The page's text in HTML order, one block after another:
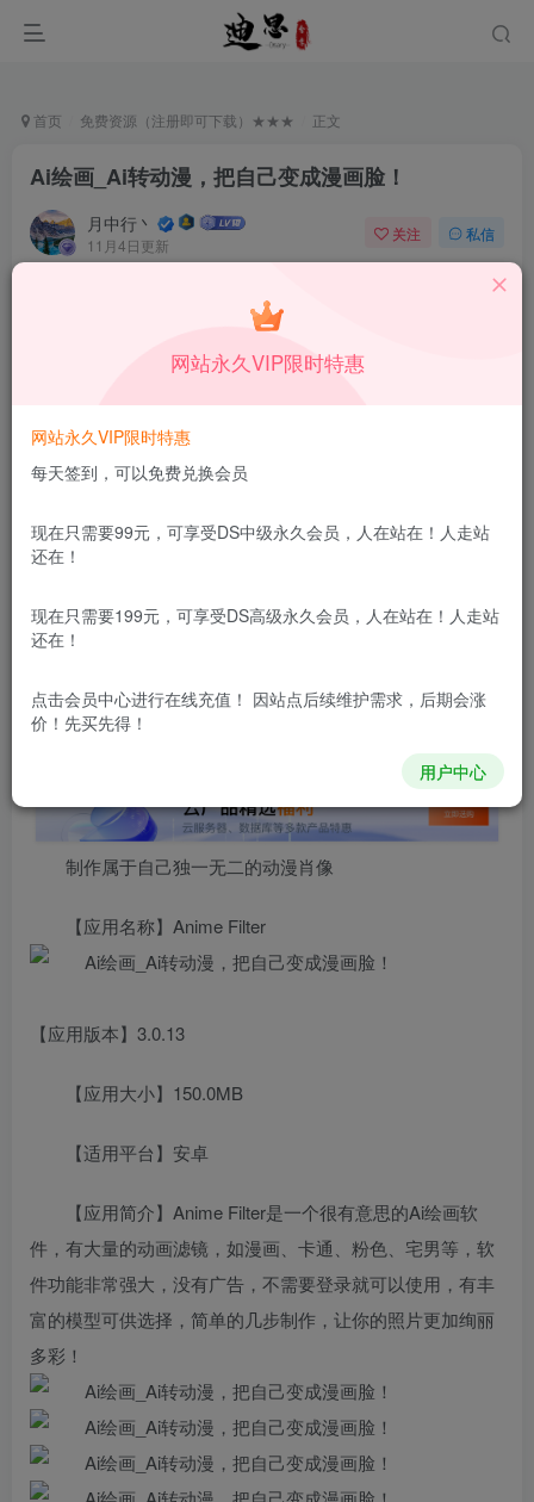
首页 免费资源（注册即可下载）★★★ 正文
Ai绘画_Ai转动漫，把自己变成漫画脸！
月中行丶
11月4日更新
关注 私信
Ai绘画_Ai转动漫，把自己变成漫画脸！
此内容为免费资源，请登录后查看
更新及时
本站所有内容来自互联网收集，仅供用于学习和交流，请勿用
用途。如有侵权、不妥之处，请第一时间联系我们删除！Q群：
制作属于自己独一无二的动漫肖像
【应用名称】Anime Filter
【应用版本】3.0.13
【应用大小】150.0MB
【适用平台】安卓
【应用简介】Anime Filter是一个很有意思的Ai绘画软
件，有大量的动画滤镜，如漫画、卡通、粉色、宅男等，软
件功能非常强大，没有广告，不需要登录就可以使用，有丰
富的模型可供选择，简单的几步制作，让你的照片更加绚丽
多彩！
网站永久VIP限时特惠
网站永久VIP限时特惠
每天签到，可以免费兑换会员
现在只需要99元，可享受DS中级永久会员，人在站在！人走站
还在！
现在只需要199元，可享受DS高级永久会员，人在站在！人走站
还在！
点击会员中心进行在线充值！ 因站点后续维护需求，后期会涨
价！先买先得！
用户中心